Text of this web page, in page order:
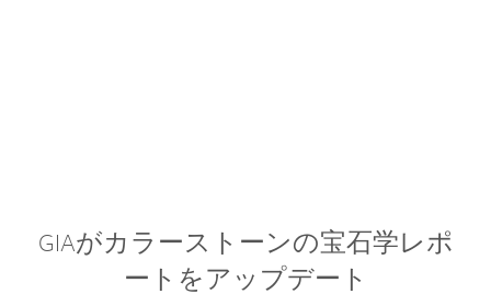
GIAがカラーストーンの宝石学レポ
ートをアップデート